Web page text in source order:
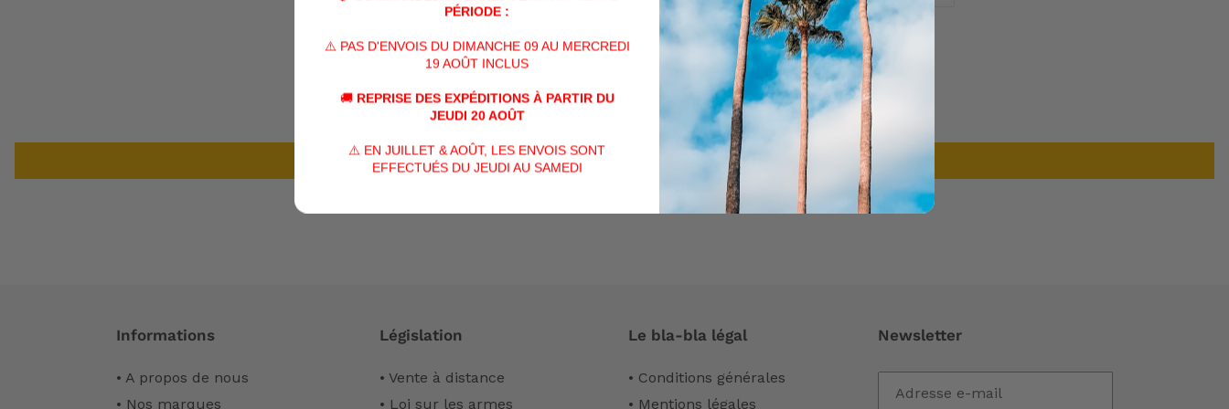
FACEBOOK
TWITTER
AVIS CLIENTS
Soyez le premier à écrire un avis
Écrire un avis
Informations
• A propos de nous
• Nos marques
Législation
• Vente à distance
• Loi sur les armes
Le bla-bla légal
• Conditions générales
• Mentions légales
Newsletter
PÉRIODE :
⚠️ PAS D'ENVOIS DU DIMANCHE 09 AU MERCREDI
19 AOÛT INCLUS
🚚 REPRISE DES EXPÉDITIONS À PARTIR DU
JEUDI 20 AOÛT
⚠️ EN JUILLET & AOÛT, LES ENVOIS SONT
EFFECTUÉS DU JEUDI AU SAMEDI